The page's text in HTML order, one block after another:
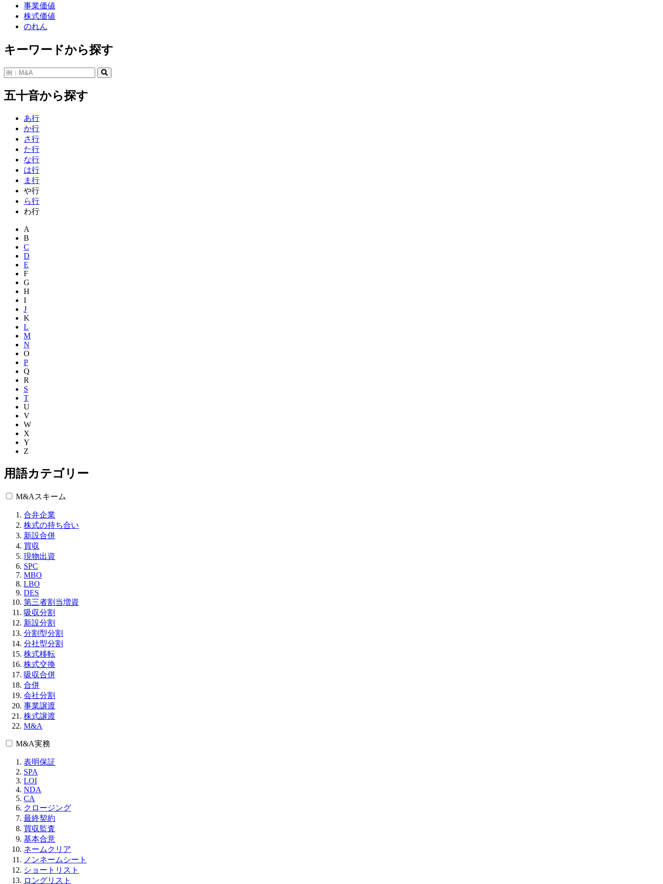
事業価値
株式価値
のれん
キーワードから探す
五十音から探す
あ行
か行
さ行
た行
な行
は行
ま行
や行
ら行
わ行
A
B
C
D
E
F
G
H
I
J
K
L
M
N
O
P
Q
R
S
T
U
V
W
X
Y
Z
用語カテゴリー
M&Aスキーム
合弁企業
株式の持ち合い
新設合併
買収
現物出資
SPC
MBO
LBO
DES
第三者割当増資
吸収分割
新設分割
分割型分割
分社型分割
株式移転
株式交換
吸収合併
合併
会社分割
事業譲渡
株式譲渡
M&A
M&A実務
表明保証
SPA
LOI
NDA
CA
クロージング
最終契約
買収監査
基本合意
ネームクリア
ノンネームシート
ショートリスト
ロングリスト